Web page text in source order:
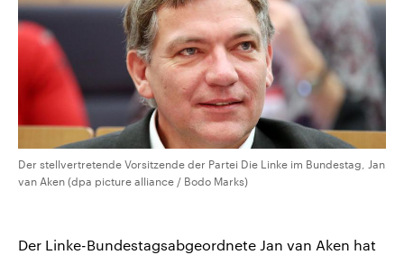
Der stellvertretende Vorsitzende der Partei Die Linke im Bundestag, Jan
van Aken (dpa picture alliance / Bodo Marks)
Der Linke-Bundestagsabgeordnete Jan van Aken hat